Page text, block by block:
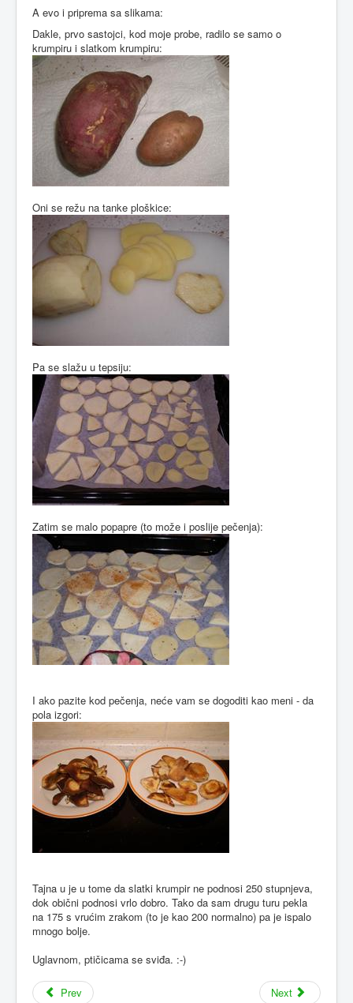
A evo i priprema sa slikama:
Dakle, prvo sastojci, kod moje probe, radilo se samo o
krumpiru i slatkom krumpiru:
Oni se režu na tanke ploškice:
Pa se slažu u tepsiju:
Zatim se malo popapre (to može i poslije pečenja):
I ako pazite kod pečenja, neće vam se dogoditi kao meni - da
pola izgori:
Tajna u je u tome da slatki krumpir ne podnosi 250 stupnjeva,
dok obični podnosi vrlo dobro. Tako da sam drugu turu pekla
na 175 s vrućim zrakom (to je kao 200 normalno) pa je ispalo
mnogo bolje.
Uglavnom, ptičicama se sviđa. :-)
Prev Next